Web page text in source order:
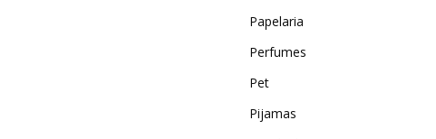
Papelaria
Perfumes
Pet
Pijamas